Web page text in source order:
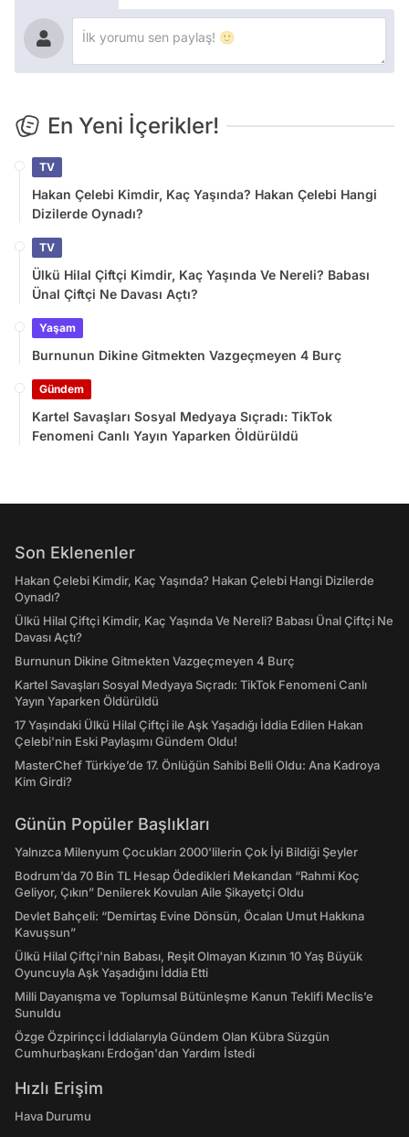
En Yeni İçerikler!
TV
Hakan Çelebi Kimdir, Kaç Yaşında? Hakan Çelebi Hangi
Dizilerde Oynadı?
TV
Ülkü Hilal Çiftçi Kimdir, Kaç Yaşında Ve Nereli? Babası
Ünal Çiftçi Ne Davası Açtı?
Yaşam
Burnunun Dikine Gitmekten Vazgeçmeyen 4 Burç
Gündem
Kartel Savaşları Sosyal Medyaya Sıçradı: TikTok
Fenomeni Canlı Yayın Yaparken Öldürüldü
Son Eklenenler
Hakan Çelebi Kimdir, Kaç Yaşında? Hakan Çelebi Hangi Dizilerde
Oynadı?
Ülkü Hilal Çiftçi Kimdir, Kaç Yaşında Ve Nereli? Babası Ünal Çiftçi Ne
Davası Açtı?
Burnunun Dikine Gitmekten Vazgeçmeyen 4 Burç
Kartel Savaşları Sosyal Medyaya Sıçradı: TikTok Fenomeni Canlı
Yayın Yaparken Öldürüldü
17 Yaşındaki Ülkü Hilal Çiftçi ile Aşk Yaşadığı İddia Edilen Hakan
Çelebi'nin Eski Paylaşımı Gündem Oldu!
MasterChef Türkiye’de 17. Önlüğün Sahibi Belli Oldu: Ana Kadroya
Kim Girdi?
Günün Popüler Başlıkları
Yalnızca Milenyum Çocukları 2000'lilerin Çok İyi Bildiği Şeyler
Bodrum’da 70 Bin TL Hesap Ödedikleri Mekandan “Rahmi Koç
Geliyor, Çıkın” Denilerek Kovulan Aile Şikayetçi Oldu
Devlet Bahçeli: “Demirtaş Evine Dönsün, Öcalan Umut Hakkına
Kavuşsun”
Ülkü Hilal Çiftçi'nin Babası, Reşit Olmayan Kızının 10 Yaş Büyük
Oyuncuyla Aşk Yaşadığını İddia Etti
Milli Dayanışma ve Toplumsal Bütünleşme Kanun Teklifi Meclis’e
Sunuldu
Özge Özpirinçci İddialarıyla Gündem Olan Kübra Süzgün
Cumhurbaşkanı Erdoğan'dan Yardım İstedi
Hızlı Erişim
Hava Durumu